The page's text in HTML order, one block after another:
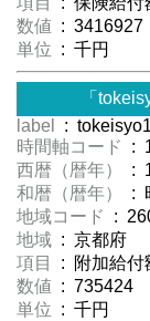
数値 : 3416927
単位 : 千円
「
label
:
時間軸コード
:
西暦（暦年）
:
和暦（暦年）
:
地域コード
:
地域 : 京都府
項目
: 附加給付
数値 : 735424
単位 : 千円